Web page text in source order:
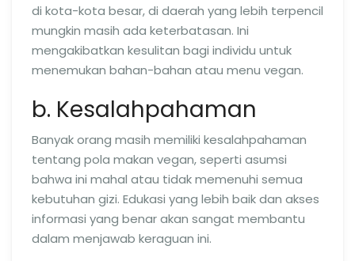
di kota-kota besar, di daerah yang lebih terpencil
mungkin masih ada keterbatasan. Ini
mengakibatkan kesulitan bagi individu untuk
menemukan bahan-bahan atau menu vegan.
b. Kesalahpahaman
Banyak orang masih memiliki kesalahpahaman
tentang pola makan vegan, seperti asumsi
bahwa ini mahal atau tidak memenuhi semua
kebutuhan gizi. Edukasi yang lebih baik dan akses
informasi yang benar akan sangat membantu
dalam menjawab keraguan ini.